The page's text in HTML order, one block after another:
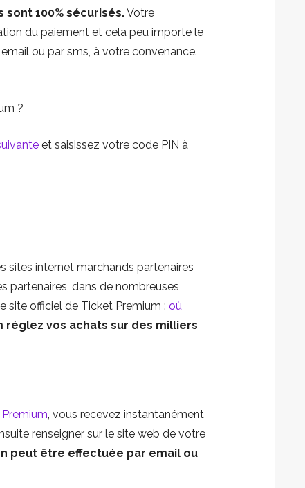
100% sécurisés.Votre
du paiement et cela peu importe le
ou par sms, à votre convenance.
?
et saisissez votre code PIN à
sites internet marchands partenaires
partenaires, dans de nombreuses
site officiel de Ticket Premium : où
réglez vos achats sur des milliers
, vous recevez instantanément
renseigner sur le site web de votre
peut être effectuée par email ou